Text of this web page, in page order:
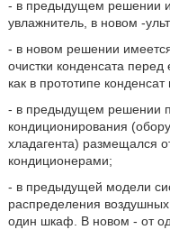
- в предыдущем решении
увлажнитель, в новом -
- в новом решении
очистки конденсата
как в прототипе
- в предыдущем решении
кондиционирования
хладагента) размещался
кондиционерами;
- в предыдущей модели
распределения воздушных
один шкаф. В новом - от